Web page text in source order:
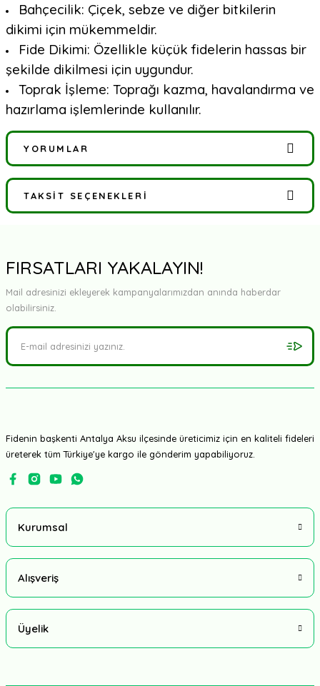
Bahçecilik: Çiçek, sebze ve diğer bitkilerin
dikimi için mükemmeldir.
Fide Dikimi: Özellikle küçük fidelerin hassas bir
şekilde dikilmesi için uygundur.
Toprak İşleme: Toprağı kazma, havalandırma ve
hazırlama işlemlerinde kullanılır.
YORUMLAR
Bu ürüne ilk yorumu siz yapın!
TAKSIT SEÇENEKLERI
FIRSATLARI YAKALAYIN!
Mail adresinizi ekleyerek kampanyalarımızdan anında haberdar
olabilirsiniz.
Fidenin başkenti Antalya Aksu ilçesinde üreticimiz için en kaliteli fideleri
üreterek tüm Türkiye'ye kargo ile gönderim yapabiliyoruz.
Kurumsal
Alışveriş
Üyelik